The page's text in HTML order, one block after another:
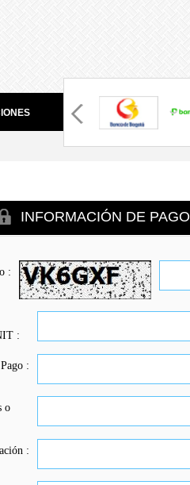
INFORMACIÓN DE PAGO
:
:
:
o
: